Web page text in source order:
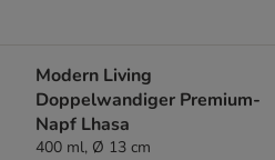
Modern Living
Doppelwandiger Premium-
Napf Lhasa
400 ml, Ø 13 cm